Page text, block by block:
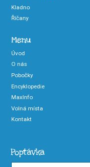
Kladno
Říčany
Menu
Úvod
O nás
Pobočky
Encyklopedie
MaxInfo
Volná místa
Kontakt
Poptávka